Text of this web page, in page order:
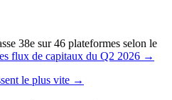
38e sur 46 plateformes selon le
flux de capitaux du Q2 2026 →
le plus vite →